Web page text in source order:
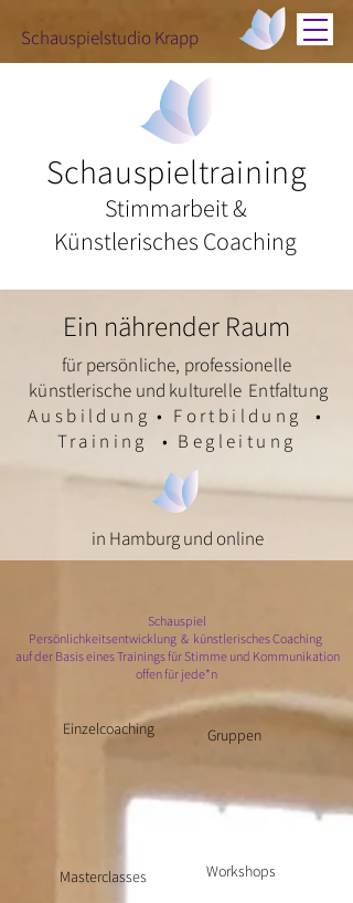
Schauspielstudio Krapp
Schauspieltraining
Stimmarbeit &
Künstlerisches Coaching
Ein nährender Raum
für persönliche, professionelle
künstlerische und kulturelle Entfaltung
Ausbildung • Fortbildung •
Training • Begleitung
in Hamburg und online
Schauspiel
Persönlichkeitsentwicklung & künstlerisches Coaching
auf der Basis eines Trainings für Stimme und Kommunikation
offen für jede*n
Einzelcoaching Gruppen
Masterclasses Workshops